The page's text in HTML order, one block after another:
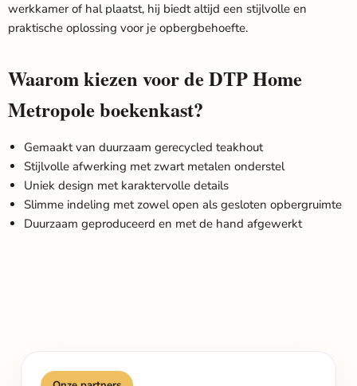
werkkamer of hal plaatst, hij biedt altijd een stijlvolle en
praktische oplossing voor je opbergbehoefte.
Waarom kiezen voor de DTP Home
Metropole boekenkast?
Gemaakt van duurzaam gerecycled teakhout
Stijlvolle afwerking met zwart metalen onderstel
Uniek design met karaktervolle details
Slimme indeling met zowel open als gesloten opbergruimte
Duurzaam geproduceerd en met de hand afgewerkt